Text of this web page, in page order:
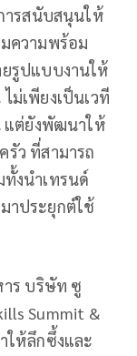
ารสนับสนุนให้
ความพร้อม
รูปแบบงานให้
ม่เพียงเป็นเวที
แต่ยังพัฒนาให้
ว ที่สามารถ
งนำเทรนด์
าประยุกต์ใช้
ร บริษัท ซู
Summit &
ให้ลึกซึ้งและ